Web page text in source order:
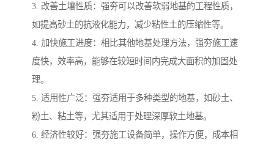
3. 改善土壤性质：强夯可以改善软弱地基的工程性质，
如提高砂土的抗液化能力，减少粘性土的压缩性等。
4. 加快施工进度：相比其他地基处理方法，强夯施工速
度快，效率高，能够在较短时间内完成大面积的加固处
理。
5. 适用性广泛：强夯适用于多种类型的地基，如砂土、
粉土、粘土等，尤其适用于处理深厚软土地基。
6. 经济性较好：强夯施工设备简单，操作方便，成本相